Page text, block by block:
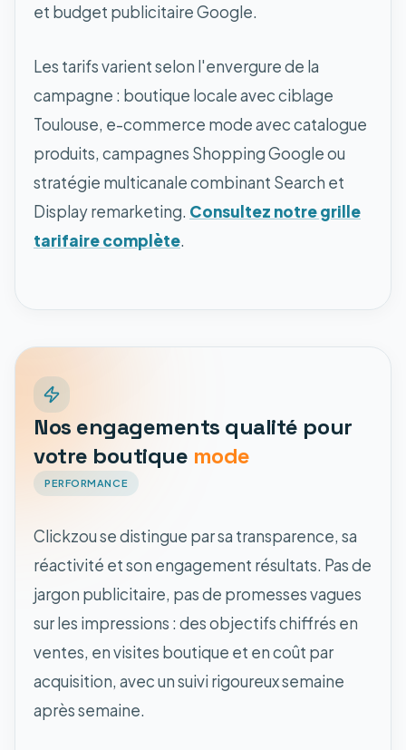
et budget publicitaire Google.
Les tarifs varient selon l'envergure de la
campagne : boutique locale avec ciblage
Toulouse, e-commerce mode avec catalogue
produits, campagnes Shopping Google ou
stratégie multicanale combinant Search et
Display remarketing. Consultez notre grille
tarifaire complète.
Nos engagements qualité pour
votre boutique mode
PERFORMANCE
Clickzou se distingue par sa transparence, sa
réactivité et son engagement résultats. Pas de
jargon publicitaire, pas de promesses vagues
sur les impressions : des objectifs chiffrés en
ventes, en visites boutique et en coût par
acquisition, avec un suivi rigoureux semaine
après semaine.